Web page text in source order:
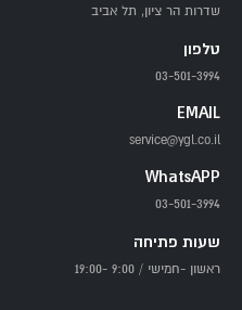
שדרות הר ציון, תל אביב
טלפון
03-501-3994
EMAIL
service@ygl.co.il
WhatsAPP
03-501-3994
שעות פתיחה
ראשון -חמישי / 9:00 -19:00